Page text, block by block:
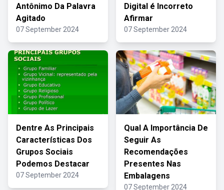
Antônimo Da Palavra
Agitado
07 September 2024
Digital é Incorreto
Afirmar
07 September 2024
Dentre As Principais
Características Dos
Grupos Sociais
Podemos Destacar
07 September 2024
Qual A Importância De
Seguir As
Recomendações
Presentes Nas
Embalagens
07 September 2024